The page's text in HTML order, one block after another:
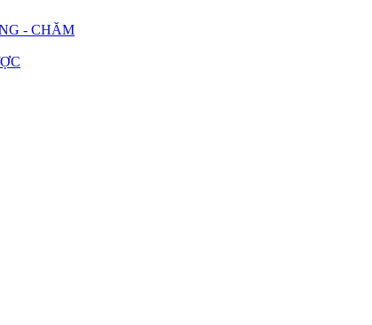
- CHĂM